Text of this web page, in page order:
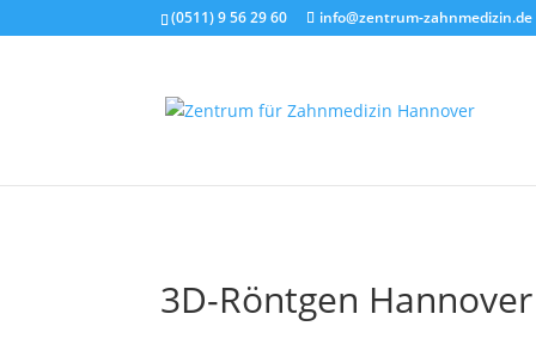
(0511) 9 56 29 60 info@zentrum-zahnmedizin.de
3D-Röntgen Hannover